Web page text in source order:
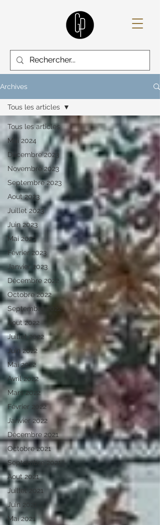
Archives
Tous les articles
Mai 2024
Décembre 2023
Novembre 2023
Septembre 2023
Aout 2023
Juillet 2023
Juin 2023
Mai 2023
Février 2023
Janvier 2023
Décembre 2022
Octobre 2022
Septembre 2022
Aout 2022
Juillet 2022
Juin 2022
Mai 2022
Avril 2022
Mars 2022
Février 2022
Janvier 2022
Décembre 2021
Octobre 2021
Septembre 2021
Aout 2021
Juillet 2021
Juin 2021
Mai 2021
Tous les articles